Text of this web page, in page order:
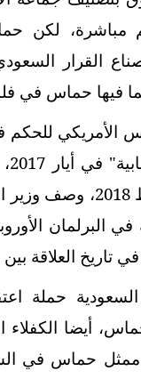
لكن
القرار
فيها حماس في
الأمريكي للحكم
الأميركية في الرياض.
في البرلمان
تاريخ العلاقة بين
أيضا الكفلاء
حماس في